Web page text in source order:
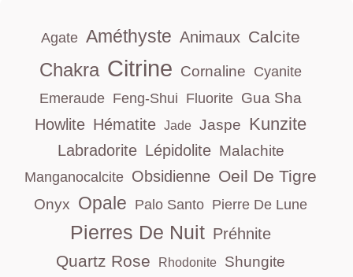
Agate Améthyste Animaux Calcite
Chakra Citrine Cornaline Cyanite
Emeraude Feng-Shui Fluorite Gua Sha
Howlite Hématite Jade Jaspe Kunzite
Labradorite Lépidolite Malachite
Manganocalcite Obsidienne Oeil De Tigre
Onyx Opale Palo Santo Pierre De Lune
Pierres De Nuit Préhnite
Quartz Rose Rhodonite Shungite